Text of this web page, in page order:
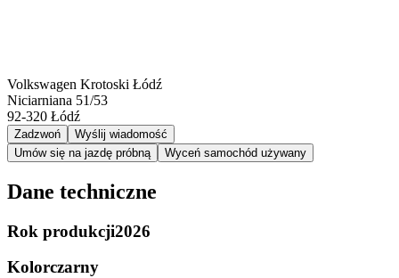
Volkswagen Krotoski Łódź
Niciarniana 51/53
92-320 Łódź
Zadzwoń
Wyślij wiadomość
Umów się na jazdę próbną
Wyceń samochód używany
Dane techniczne
Rok produkcji2026
Kolorczarny